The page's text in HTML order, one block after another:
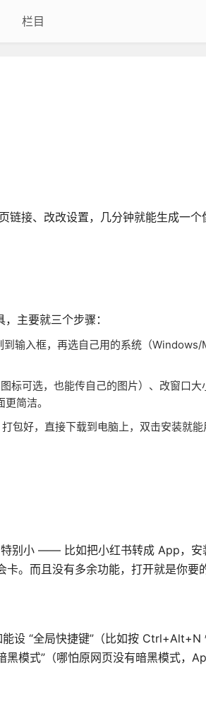
栏目
链接、改改设置，几分钟就能生成一个
主要就三个步骤：
到输入框，再选自己用的系统（
标可选，也能传自己的图片）、改窗口大
简洁。
包好，直接下载到电脑上，双击安装就
别小 —— 比如把小红书转成 App，安
。而且没有多余功能，打开就是你要
设 “全局快捷键”（比如按
模式”（哪怕原网页没有暗黑模式，